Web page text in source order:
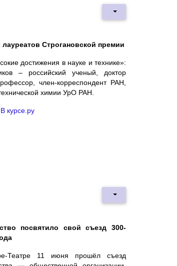
Строгановской премии
достижения в науке и технике»:
– российский ученый, доктор
член-корреспондент РАН,
химии УрО РАН.
курсе.ру
посвятило свой съезд 300-
Театре 11 июня прошёл съезд